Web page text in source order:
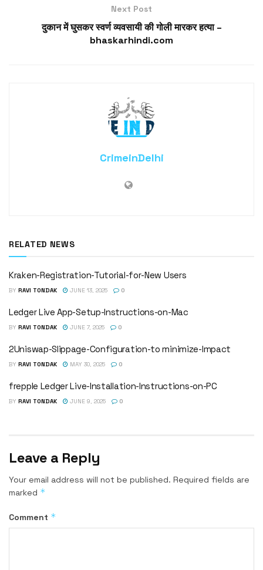
Next Post
दुकान में घुसकर स्वर्ण व्यवसायी की गोली मारकर हत्या –
bhaskarhindi.com
CrimeinDelhi
RELATED NEWS
Kraken-Registration-Tutorial-for-New Users
BY RAVI TONDAK JUNE 13, 2025 0
Ledger Live App-Setup-Instructions-on-Mac
BY RAVI TONDAK JUNE 7, 2025 0
2Uniswap-Slippage-Configuration-to minimize-Impact
BY RAVI TONDAK MAY 30, 2025 0
frepple Ledger Live-Installation-Instructions-on-PC
BY RAVI TONDAK JUNE 9, 2025 0
Leave a Reply
Your email address will not be published. Required fields are
marked *
Comment *